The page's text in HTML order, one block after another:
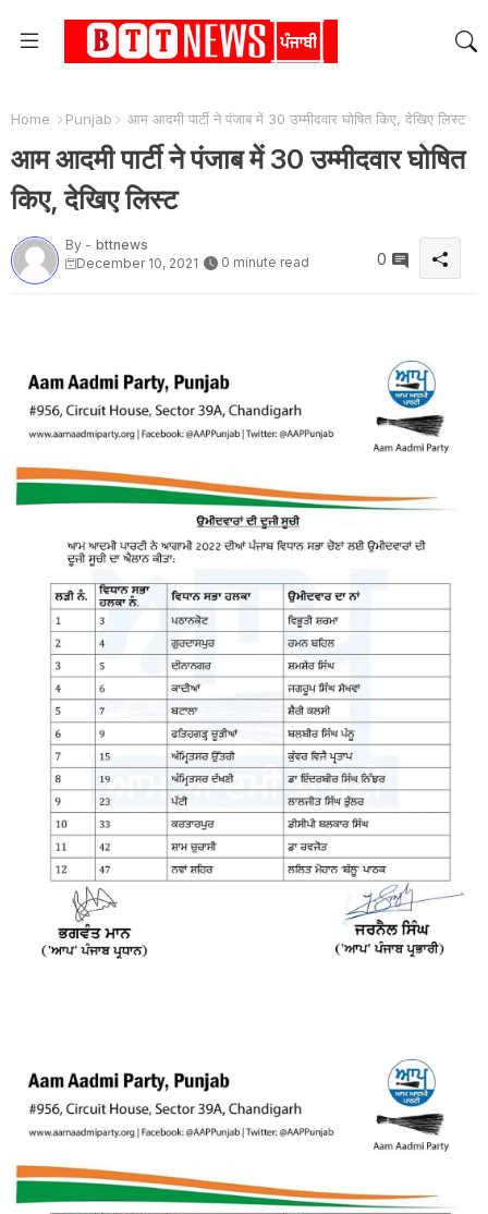
Home Punjab आम आदमी पार्टी ने पंजाब में 30 उम्मीदवार घोषित किए, देखिए लिस्ट
आम आदमी पार्टी ने पंजाब में 30 उम्मीदवार घोषित
किए, देखिए लिस्ट
By - bttnews
December 10, 2021
0 minute read 0